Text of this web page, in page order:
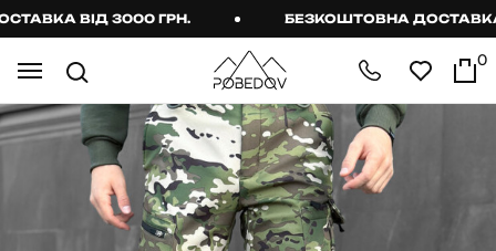
ВІД 3000 ГРН. БЕЗКОШТОВНА ДОСТАВКА
0